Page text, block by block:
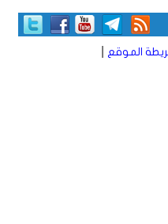
الموقع